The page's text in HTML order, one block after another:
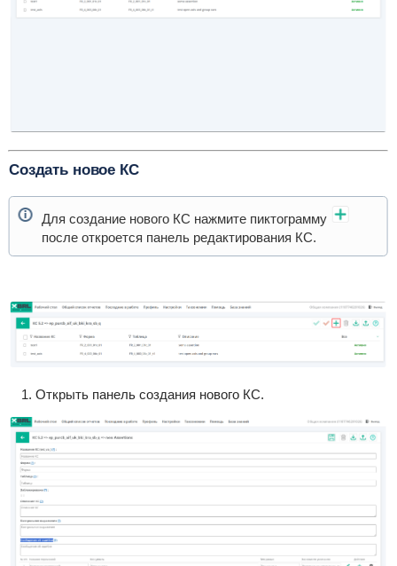
Создать новое КС
Для создание нового КС нажмите пиктограмму
после откроется панель редактирования КС.
Открыть панель создания нового КС.